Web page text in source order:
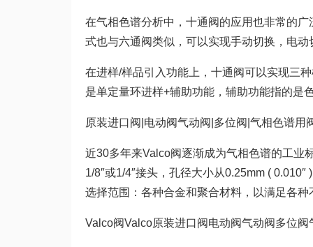
在气相色谱分析中，十通阀的应用也非常的
式也与六通阀类似，可以实现手动切换，电动
在进样/样品引入功能上，十通阀可以实现三
是单定量环进样+辅助功能，辅助功能指的是
原装进口阀|电动阀气动阀|多位阀|气相色谱用
近30多年来Valco阀逐渐成为气相色谱的工业
1/8″或1/4″接头，孔径大小从0.25mm (
选择范围：各种合金和聚合材料，以满足各
Valco阀Valco原装进口阀电动阀气动阀多位